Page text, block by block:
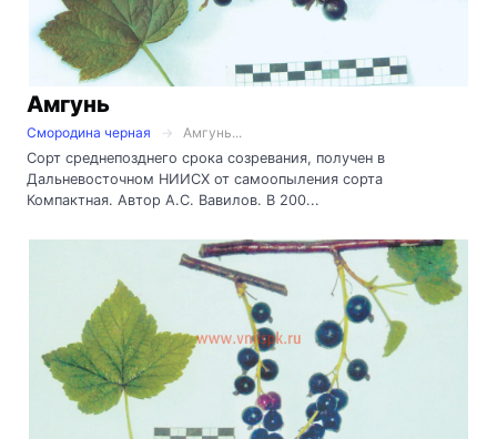
Амгунь
Смородина черная
Амгунь...
Сорт среднепозднего срока созревания, получен в
Дальневосточном НИИСХ от самоопыления сорта
Компактная. Автор А.С. Вавилов. В 200...